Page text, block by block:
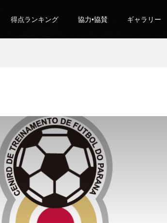
得点ランキング 協力•協賛 ギャラリー